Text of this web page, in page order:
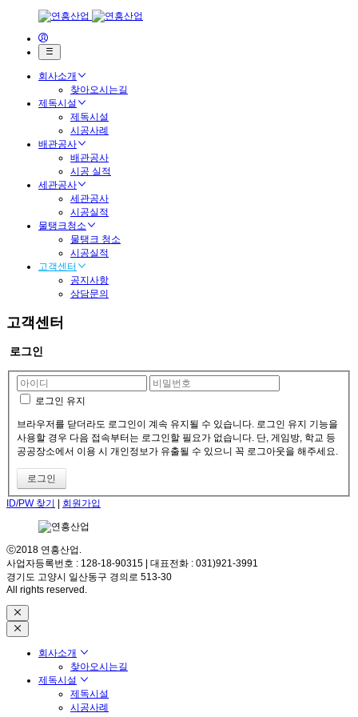
회사소개
찾아오시는길
제독시설
제독시설
시공사례
배관공사
배관공사
시공 실적
세관공사
세관공사
시공실적
물탱크청소
물탱크 청소
시공실적
고객센터
공지사항
상담문의
고객센터
로그인
로그인 유지
브라우저를 닫더라도 로그인이 계속 유지될 수 있습니다. 로그인 유지 기능을
사용할 경우 다음 접속부터는 로그인할 필요가 없습니다. 단, 게임방, 학교 등
공공장소에서 이용 시 개인정보가 유출될 수 있으니 꼭 로그아웃을 해주세요.
ID/PW 찾기 | 회원가입
ⓒ2018 연흥산업.
사업자등록번호 : 128-18-90315 | 대표전화 : 031)921-3991
경기도 고양시 일산동구 경의로 513-30
All rights reserved.
회사소개
찾아오시는길
제독시설
제독시설
시공사례